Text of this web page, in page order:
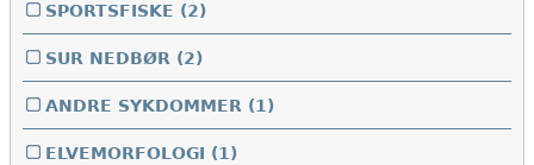
SPORTSFISKE (2)
SUR NEDBØR (2)
ANDRE SYKDOMMER (1)
ELVEMORFOLOGI (1)